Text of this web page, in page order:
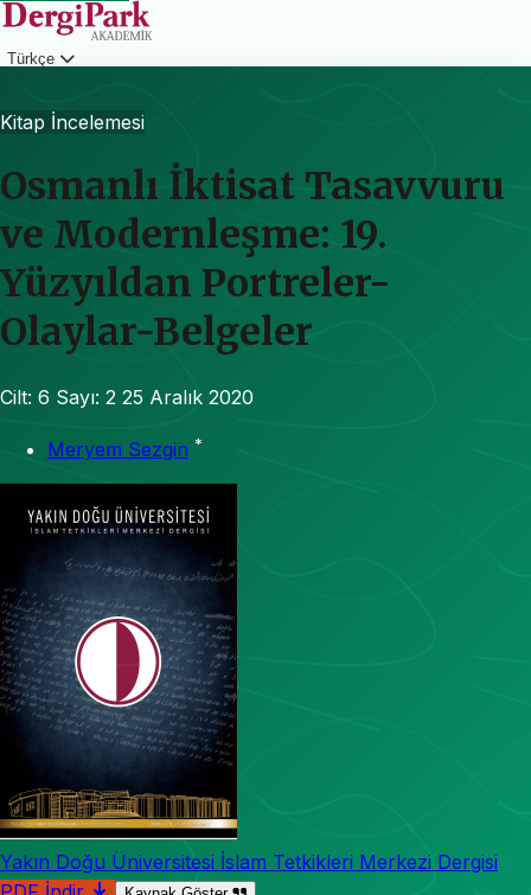
Türkçe
Kitap İncelemesi
Osmanlı İktisat Tasavvuru
ve Modernleşme: 19.
Yüzyıldan Portreler-
Olaylar-Belgeler
Cilt: 6 Sayı: 2 25 Aralık 2020
Meryem Sezgin *
Yakın Doğu Üniversitesi İslam Tetkikleri Merkezi Dergisi